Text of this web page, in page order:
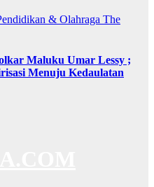
& Olahraga The
Maluku Umar Lessy ;
Menuju Kedaulatan